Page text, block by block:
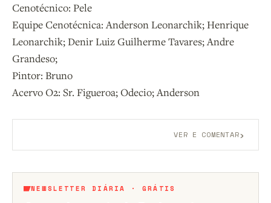
Cenotécnico: Pele
Equipe Cenotécnica: Anderson Leonarchik; Henrique
Leonarchik; Denir Luiz Guilherme Tavares; Andre
Grandeso;
Pintor: Bruno
Acervo O2: Sr. Figueroa; Odecio; Anderson
VER E COMENTAR›
NEWSLETTER DIÁRIA · GRÁTIS